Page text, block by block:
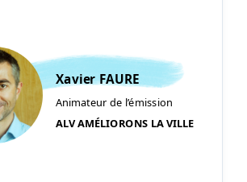
Xavier FAURE
Animateur de l’émission
ALV AMÉLIORONS LA VILLE